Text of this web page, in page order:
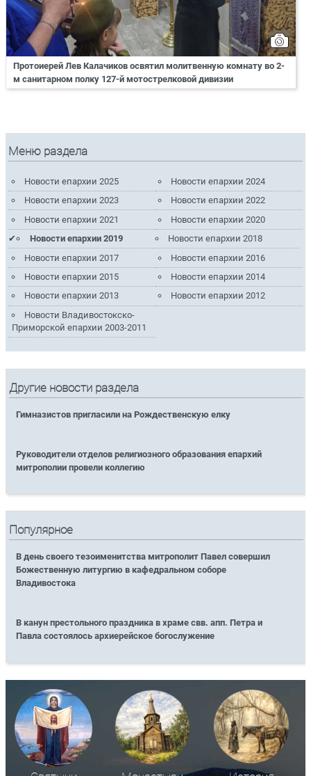
Протоиерей Лев Калачиков освятил молитвенную комнату во 2-
м санитарном полку 127-й мотострелковой дивизии
Меню раздела
Новости епархии 2025
Новости епархии 2024
Новости епархии 2023
Новости епархии 2022
Новости епархии 2021
Новости епархии 2020
Новости епархии 2019
Новости епархии 2018
Новости епархии 2017
Новости епархии 2016
Новости епархии 2015
Новости епархии 2014
Новости епархии 2013
Новости епархии 2012
Новости Владивостокско-
Приморской епархии 2003-2011
Другие новости раздела
Гимназистов пригласили на Рождественскую елку
Руководители отделов религиозного образования епархий
митрополии провели коллегию
Популярное
В день своего тезоименитства митрополит Павел совершил
Божественную литургию в кафедральном соборе
Владивостока
В канун престольного праздника в храме свв. апп. Петра и
Павла состоялось архиерейское богослужение